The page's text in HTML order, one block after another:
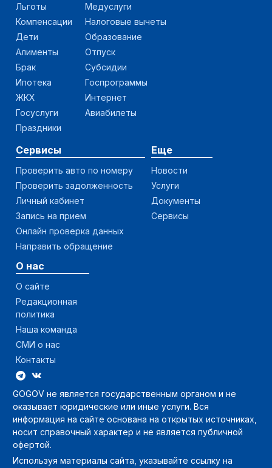
Льготы
Компенсации
Дети
Алименты
Брак
Ипотека
ЖКХ
Госуслуги
Праздники
Медуслуги
Налоговые вычеты
Образование
Отпуск
Субсидии
Госпрограммы
Интернет
Авиабилеты
Сервисы
Проверить авто по номеру
Проверить задолженность
Личный кабинет
Запись на прием
Онлайн проверка данных
Направить обращение
Еще
Новости
Услуги
Документы
Сервисы
О нас
О сайте
Редакционная
политика
Наша команда
СМИ о нас
Контакты
GOGOV не является государственным органом и не
оказывает юридические или иные услуги. Вся
информация на сайте основана на открытых источниках,
носит справочный характер и не является публичной
офертой.
Используя материалы сайта, указывайте ссылку на